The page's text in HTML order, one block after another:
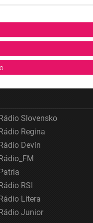
z rôznych zdrojov
Slovensko
Regina
Devín
RSI
Litera
Junior